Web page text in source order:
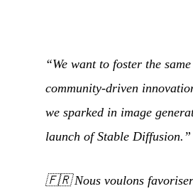
“We want to foster the
community-driven
we sparked in image
launch of Stable Diffusion.”
🇫🇷Nous voulons